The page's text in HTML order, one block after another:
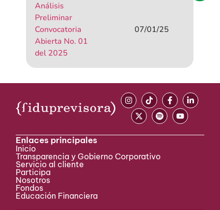
Análisis
Preliminar
Convocatoria
Abierta No. 01
del 2025
07/01/25
Enlaces principales
Inicio
Transparencia y Gobierno Corporativo
Servicio al cliente
Participa ​
Nosotros
Fondos
Educación Financiera